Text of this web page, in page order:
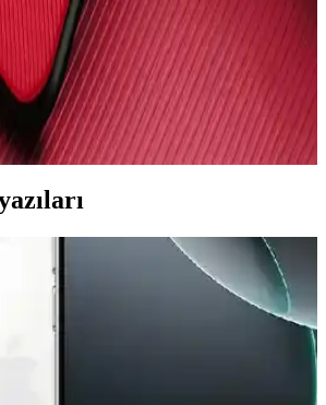
için En İyi Kılıf Seçenekleri ve
seçiminde koruma, tasarım ve malzeme
ve modellerle telefonunuzu güvenle